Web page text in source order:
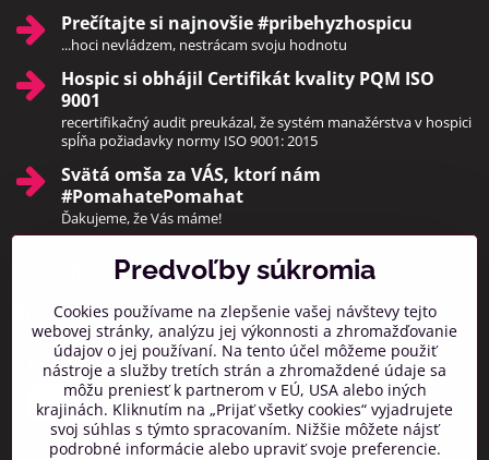
Prečítajte si najnovšie #pribehyzhospicu
...hoci nevládzem, nestrácam svoju hodnotu
Hospic si obhájil Certifikát kvality PQM ISO
9001
recertifikačný audit preukázal, že systém manažérstva v hospici
spĺňa požiadavky normy ISO 9001: 2015
Svätá omša za VÁS, ktorí nám
#PomahatePomahat
Ďakujeme, že Vás máme!
Pridajte sa k nám
Facebook Instagram
Prihlásiť na odber noviniek
Predvoľby súkromia
Cookies používame na zlepšenie vašej návštevy tejto
webovej stránky, analýzu jej výkonnosti a zhromažďovanie
údajov o jej používaní. Na tento účel môžeme použiť
nástroje a služby tretích strán a zhromaždené údaje sa
môžu preniesť k partnerom v EÚ, USA alebo iných
krajinách. Kliknutím na „Prijať všetky cookies“ vyjadrujete
svoj súhlas s týmto spracovaním. Nižšie môžete nájsť
podrobné informácie alebo upraviť svoje preferencie.